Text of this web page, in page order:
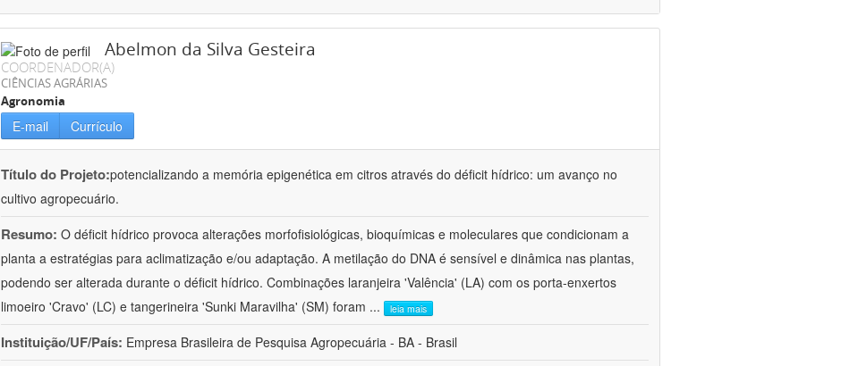
Abelmon da Silva Gesteira
COORDENADOR(A)
CIÊNCIAS AGRÁRIAS
Agronomia
E-mail Currículo
Título do Projeto:potencializando a memória epigenética em citros através do déficit hídrico: um avanço no
cultivo agropecuário.
Resumo: O déficit hídrico provoca alterações morfofisiológicas, bioquímicas e moleculares que condicionam a
planta a estratégias para aclimatização e/ou adaptação. A metilação do DNA é sensível e dinâmica nas plantas,
podendo ser alterada durante o déficit hídrico. Combinações laranjeira 'Valência' (LA) com os porta-enxertos
limoeiro 'Cravo' (LC) e tangerineira 'Sunki Maravilha' (SM) foram ... leia mais
Instituição/UF/País: Empresa Brasileira de Pesquisa Agropecuária - BA - Brasil